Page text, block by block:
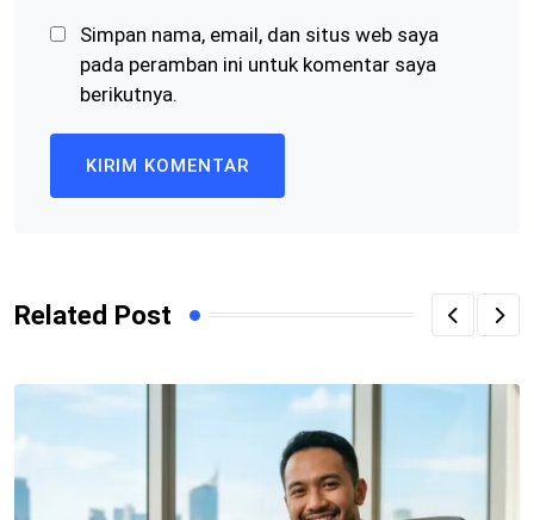
Simpan nama, email, dan situs web saya
pada peramban ini untuk komentar saya
berikutnya.
Related Post